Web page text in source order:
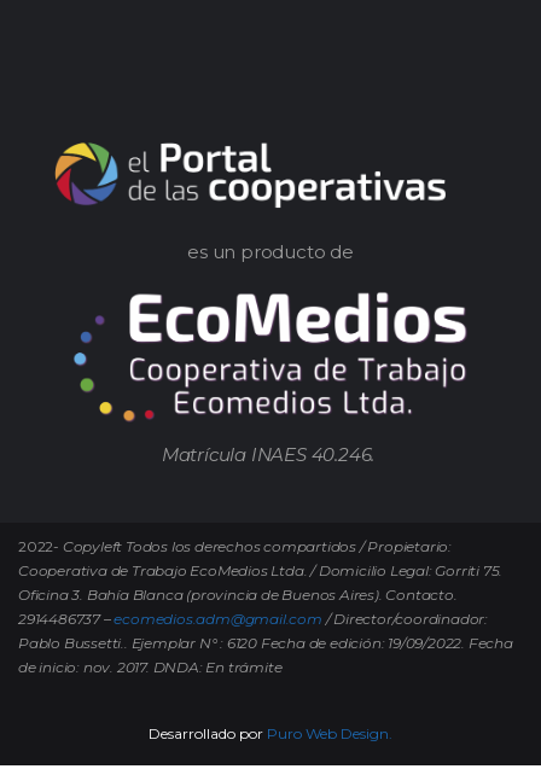
es un producto de
Matrícula INAES 40.246.
2022- Copyleft Todos los derechos compartidos / Propietario:
Cooperativa de Trabajo EcoMedios Ltda. / Domicilio Legal: Gorriti 75.
Oficina 3. Bahía Blanca (provincia de Buenos Aires). Contacto.
2914486737 –ecomedios.adm@gmail.com / Director/coordinador:
Pablo Bussetti.. Ejemplar N° : 6120 Fecha de edición: 19/09/2022. Fecha
de inicio: nov. 2017. DNDA: En trámite
Desarrollado por Puro Web Design.